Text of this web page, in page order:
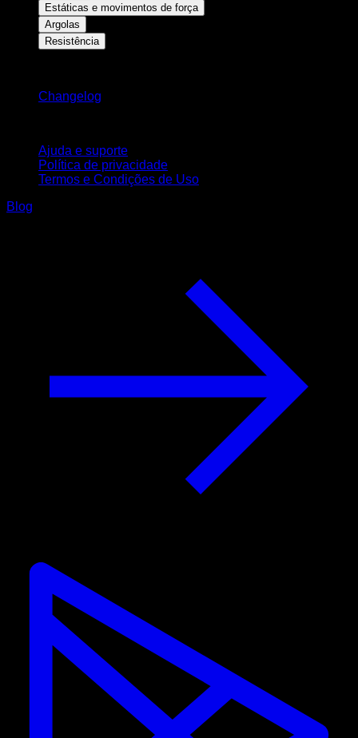
Estáticas e movimentos de força
Argolas
Resistência
Changelog
Ajuda e suporte
Política de privacidade
Termos e Condições de Uso
Blog